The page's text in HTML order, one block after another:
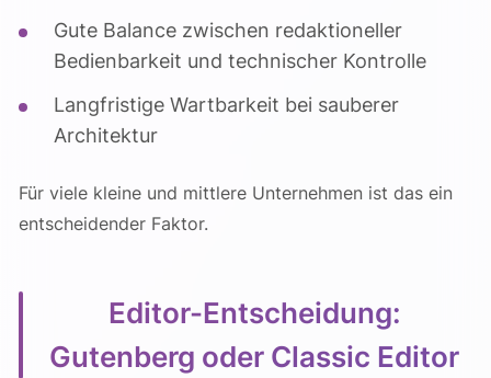
Gute Balance zwischen redaktioneller
Bedienbarkeit und technischer Kontrolle
Langfristige Wartbarkeit bei sauberer
Architektur
Für viele kleine und mittlere Unternehmen ist das ein
entscheidender Faktor.
Editor-Entscheidung:
Gutenberg oder Classic Editor